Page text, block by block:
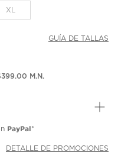
la
misma
XL
GUÍA DE TALLAS
M.N.
PayPal*
DETALLE DE PROMOCIONES